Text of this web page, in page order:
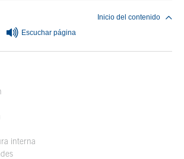
Se abre en ventana nueva
Escuchar página
Inicio del contenido
interna